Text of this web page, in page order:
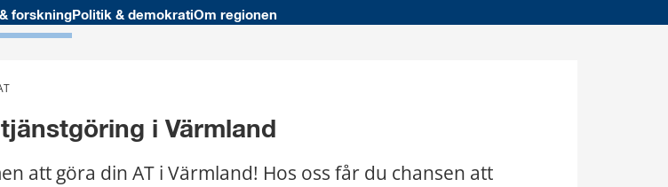
forskningPolitik & demokratiOm regionen
i Värmland
att göra din AT i Värmland! Hos oss får du chansen att